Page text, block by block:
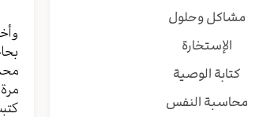
مشاكل وحلول
الإستخارة
كتابة الوصية
محاسبة النفس